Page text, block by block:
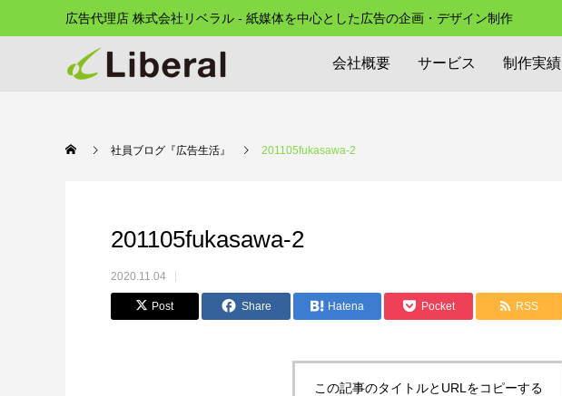
広告代理店 株式会社リベラル - 紙媒体を中心とした広告の企画・デザイン制作
会社概要 サービス 制作実績
社員ブログ『広告生活』 201105fukasawa-2
201105fukasawa-2
2020.11.04
Post Share Hatena Pocket RSS
この記事のタイトルとURLをコピーする